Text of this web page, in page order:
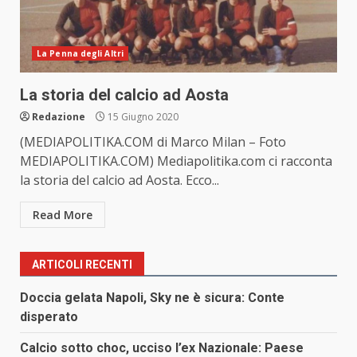
La Penna degli Altri
La storia del calcio ad Aosta
Redazione 15 Giugno 2020
(MEDIAPOLITIKA.COM di Marco Milan – Foto
MEDIAPOLITIKA.COM) Mediapolitika.com ci racconta
la storia del calcio ad Aosta. Ecco...
Read More
ARTICOLI RECENTI
Doccia gelata Napoli, Sky ne è sicura: Conte
disperato
Calcio sotto choc, ucciso l’ex Nazionale: Paese